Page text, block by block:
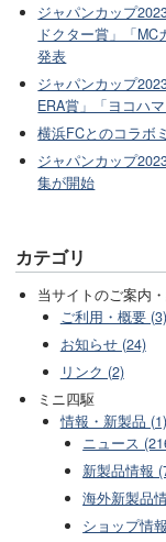
ジャパンカップ
ドクター賞」「
発表
ジャパンカップ
ERA賞」「ヨコハ
横浜FCとのコラボ
ジャパンカップ
集が開始
カテゴリ
当サイトのご案内
ご利用・概要 (3)
お知らせ (24)
リンク (2)
ミニ四駆
情報・新製品 (1)
ニュース
新製品情報
海外新製品
ショップ情